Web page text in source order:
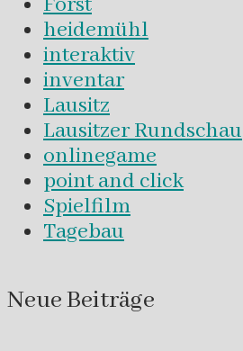
heidemühl
interaktiv
inventar
Lausitz
Lausitzer Rundschau
onlinegame
point and click
Spielfilm
Tagebau
Neue Beiträge